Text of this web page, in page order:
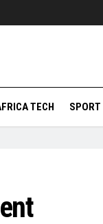
TECH SPORT